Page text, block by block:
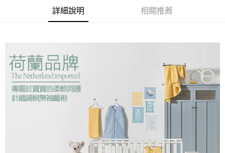
帳／街口支付／iPASS MONEY」等通路繳費。
買賣價金債權讓與本公司後，依約使用本公司帳單繳交帳款。
2.基於同意付款使用「大哥付你分期」之契約關係目的，商店將以您的個人
資料（包含姓名、電話或地址）提供予台灣大哥大進項蒐集、處理及利用，
由本公司與您本人進行分期帳單所需資料之確認、核對及更正。
3.完整用戶服務條款，請詳閱以下連結：
https://oppay.tw/userRule
結帳頁面，進行簡訊認證並確認金額後，即可完成結帳。
２．訂單成立數日內，您將收到繳費通知簡訊。
３．收到繳費通知簡訊後14天內，點擊此簡訊中的連結，可透過四大超商／
※ 請注意：結帳手續完成當下不需立刻繳費，但若您需要取消訂單，請聯絡
後付繳納相關費用。
※ 交易是否成功請以「AFTEE先享後付 」之結帳頁面顯示為準，若有關於
是否繳費成功／繳費後需取消欲退款等相關疑問，請聯繫「AFTEE先享後付
客戶支援中心」https://netprotections.freshdesk.com/support/home
１．透過由恩沛科技股份有限公司提供之「AFTEE先享後付」服務完成之交
易，需依本服務之必要範圍內提供個人資料，並將交易相關給付款項請求債
權轉讓予恩沛科技股份有限公司。
２．關於個人資料處理事宜，請瀏覽以下網址：
https://aftee.tw/terms/#terms3
付款後7-11取貨
每筆NT$60，滿NT$1,000(含以上)免運費
宅配
每筆NT$100，滿NT$1,000(含以上)免運費
詳細說明 相關推薦